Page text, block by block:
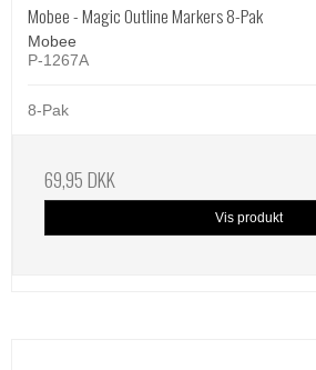
Mobee - Magic Outline Markers 8-Pak
Mobee
P-1267A
8-Pak
69,95 DKK
Vis produkt